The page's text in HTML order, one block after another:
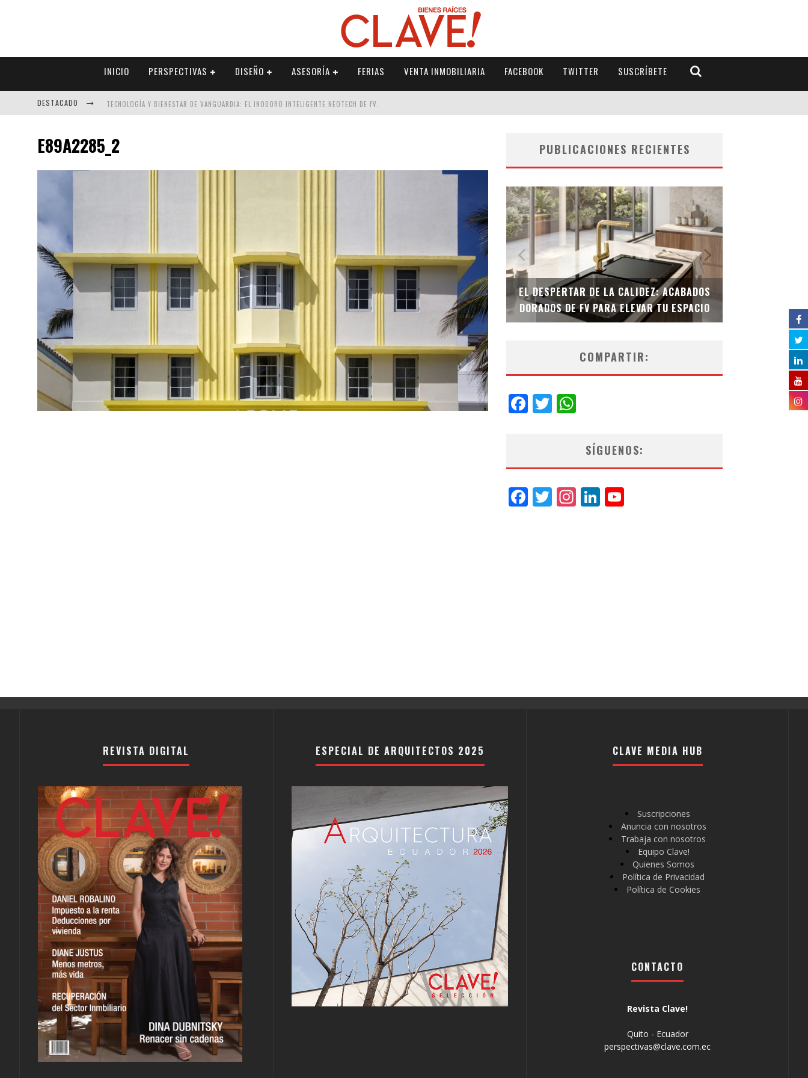
INICIO PERSPECTIVAS DISEÑO ASESORÍA FERIAS VENTA INMOBILIARIA FACEBOOK TWITTER SUSCRÍBETE
DESTACADO TECNOLOGÍA Y BIENESTAR DE VANGUARDIA: EL INODORO INTELIGENTE NEOTECH DE FV.
ALEXANDRA BEDOYA – LA CONSTANCIA DETRÁS DE LA PALETERÍA
E89A2285_2 PUBLICACIONES RECIENTES
SAINT-GOBAIN IMPTEK – XI CONVENCIÓN
INTERNACIONAL
EL DESPERTAR DE LA CALIDEZ: ACABADOS
DORADOS DE FV PARA ELEVAR TU ESPACIO
EL INODORO
COMPARTIR:
Facebook
Twitter
SÍGUENOS:
Facebook
Twitter
Instagram
LinkedIn
REVISTA DIGITAL ESPECIAL DE ARQUITECTOS 2025 CLAVE MEDIA HUB
Suscripciones
Anuncia con nosotros
Trabaja con nosotros
Equipo Clave!
Quienes Somos
Política de Privacidad
Política de Cookies
CONTACTO
Revista Clave!
Quito - Ecuador
perspectivas@clave.com.ec